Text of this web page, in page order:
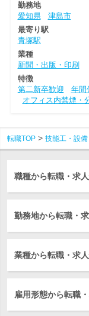
勤務地
愛知県
津島市
最寄り駅
青塚駅
業種
新聞・出版・印刷
特徴
第二新卒歓迎
年間
オフィス内禁煙・
転職TOP 技能工・設
職種から転職・求
勤務地から転職・
業種から転職・求
雇用形態から転職